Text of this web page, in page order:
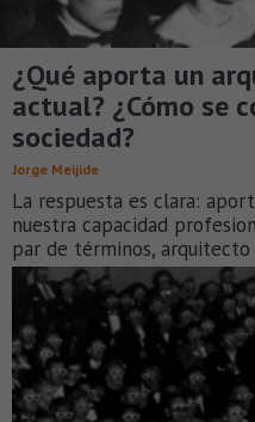
¿Qué aporta un
actual? ¿Cómo se
sociedad?
Jorge Meijide
La respuesta es clara:
nuestra capacidad
par de términos, arquitecto